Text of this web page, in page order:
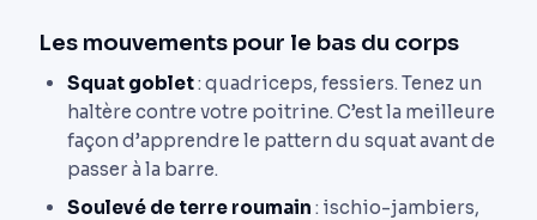
Les mouvements pour le bas du corps
Squat goblet: quadriceps, fessiers. Tenez un
haltère contre votre poitrine. C’est la meilleure
façon d’apprendre le pattern du squat avant de
passer à la barre.
Soulevé de terre roumain : ischio-jambiers,